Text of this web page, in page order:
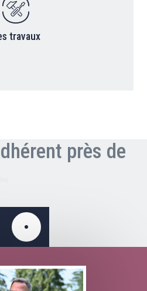
travaux
près de